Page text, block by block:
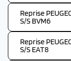
Reprise
S/S BVM6
Reprise
S/S EAT8